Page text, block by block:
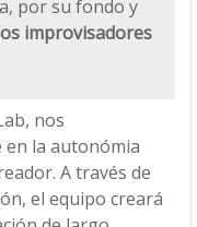
por su fondo y
improvisadores
nos
la autonómia
A través de
el equipo creará